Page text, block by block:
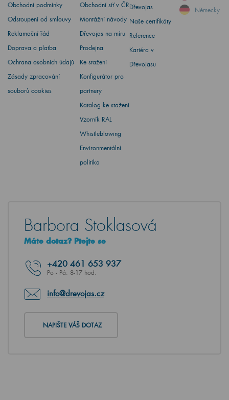
Obchodní podmínky
Odstoupení od smlouvy
Reklamační řád
Doprava a platba
Ochrana osobních údajů
Zásady zpracování
souborů cookies
Obchodní síť v ČR
Montážní návody
Dřevojas na míru
Prodejna
Ke stažení
Konfigurátor pro
partnery
Katalog ke stažení
Vzorník RAL
Whistleblowing
Environmentální
politika
Dřevojas
Naše certifikáty
Reference
Kariéra v
Dřevojasu
Německy
Barbora Stoklasová
Máte dotaz? Ptejte se
+420 461 653 937
Po - Pá: 8-17 hod.
info@drevojas.cz
NAPIŠTE VÁŠ DOTAZ